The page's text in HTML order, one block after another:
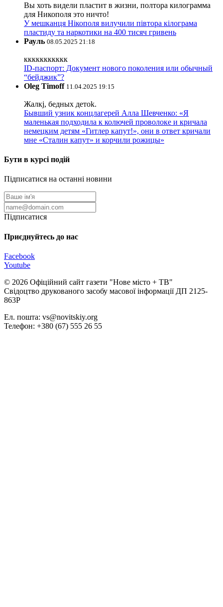
Вы хоть видели пластит в жизни, полтора килограмма
для Никополя это ничто!
У мешканця Нікополя вилучили півтора кілограма
пластиду та наркотики на 400 тисяч гривень
Рауль 08.05.2025 21:18
ккккккккккк
ID-паспорт: Документ нового поколения или обычный
“бейджик”?
Oleg Timoff 11.04.2025 19:15
Жалкj, бедных детok.
Бывший узник концлагерей Алла Шевченко: «Я
маленькая подходила к колючей проволоке и кричала
немецким детям «Гитлер капут!», они в ответ кричали
мне «Сталин капут» и корчили рожицы»
Бути в курсі подій
Підписатися на останні новини
Підписатися
Приєднуйтесь до нас
Facebook
Youtube
© 2026 Офіційний сайт газети "Нове мiсто + ТВ"
Свідоцтво друкованого засобу масової інформації ДП 2125-
863Р
Ел. пошта: vs@novitskiy.org
Телефон: +380 (67) 555 26 55